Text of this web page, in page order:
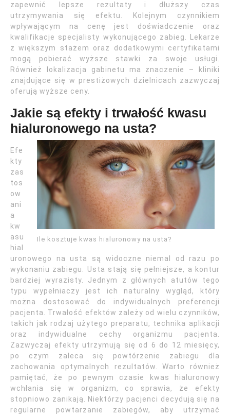
zapewnić lepsze rezultaty i dłuższy czas
utrzymywania się efektu. Kolejnym czynnikiem
wpływającym na cenę jest doświadczenie oraz
kwalifikacje specjalisty wykonującego zabieg. Lekarze
z większym stażem oraz dodatkowymi certyfikatami
mogą pobierać wyższe stawki za swoje usługi.
Również lokalizacja gabinetu ma znaczenie – kliniki
znajdujące się w prestiżowych dzielnicach zazwyczaj
oferują wyższe ceny.
Jakie są efekty i trwałość kwasu
hialuronowego na usta?
Ile kosztuje kwas hialuronowy na usta?
Efe
kty
zas
tos
ow
ani
a
kw
asu
hial
uronowego na usta są widoczne niemal od razu po
wykonaniu zabiegu. Usta stają się pełniejsze, a kontur
bardziej wyrazisty. Jednym z głównych atutów tego
typu wypełniaczy jest ich naturalny wygląd, który
można dostosować do indywidualnych preferencji
pacjenta. Trwałość efektów zależy od wielu czynników,
takich jak rodzaj użytego preparatu, technika aplikacji
oraz indywidualne cechy organizmu pacjenta.
Zazwyczaj efekty utrzymują się od 6 do 12 miesięcy,
po czym zaleca się powtórzenie zabiegu dla
zachowania optymalnych rezultatów. Warto również
pamiętać, że po pewnym czasie kwas hialuronowy
wchłania się w organizm, co sprawia, że efekty
stopniowo zanikają. Niektórzy pacjenci decydują się na
regularne powtarzanie zabiegów, aby utrzymać